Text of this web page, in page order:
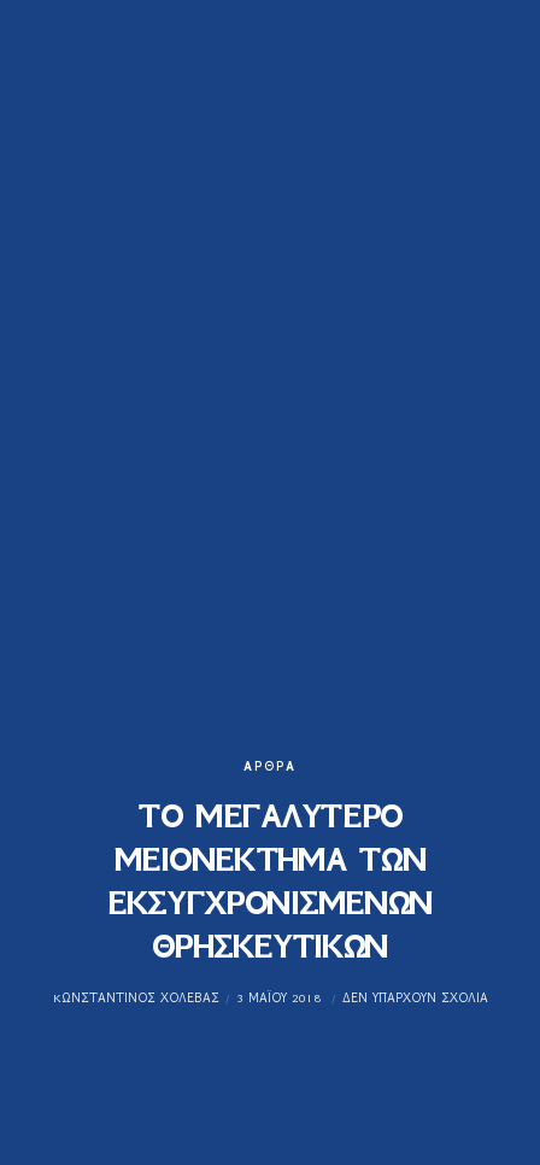
ΆΡΘΡΑ
ΤΟ ΜΕΓΑΛΥΤΕΡΟ
ΜΕΙΟΝΕΚΤΗΜΑ ΤΩΝ
ΕΚΣΥΓΧΡΟΝΙΣΜΕΝΩΝ
ΘΡΗΣΚΕΥΤΙΚΩΝ
KΩΝΣΤΑΝΤΊΝΟΣ ΧΟΛΈΒΑΣ 3 ΜΑΪ́ΟΥ 2018 ΔΕΝ ΥΠΆΡΧΟΥΝ ΣΧΌΛΙΑ